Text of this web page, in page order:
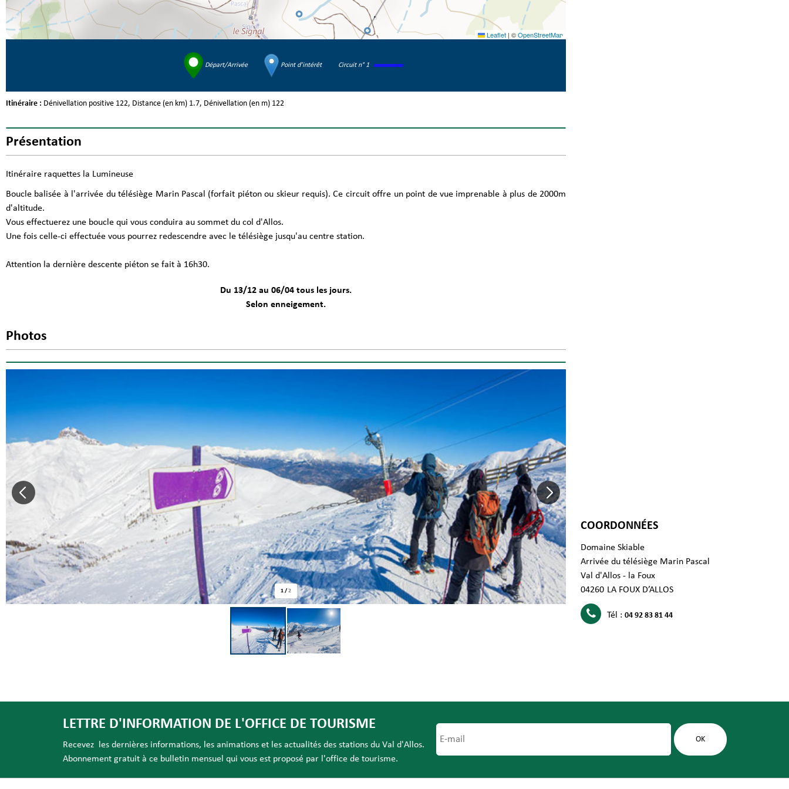
Leaflet | ©OpenStreetMap
Départ/Arrivée Point d'intérêt Circuit n° 1
Itinéraire : Dénivellation positive 122 Distance (en km) 1.7 Dénivellation (en m) 122
COORDONNÉES
Domaine Skiable
Arrivée du télésiège Marin Pascal
Val d'Allos - la Foux
04260 LA FOUX D’ALLOS
Tél : 04 92 83 81 44
Présentation
Itinéraire raquettes la Lumineuse
Boucle balisée à l'arrivée du télésiège Marin Pascal (forfait piéton ou skieur requis). Ce circuit offre un point de vue imprenable à plus de 2000m
d'altitude.
Vous effectuerez une boucle qui vous conduira au sommet du col d'Allos.
Une fois celle-ci effectuée vous pourrez redescendre avec le télésiège jusqu'au centre station.
Attention la dernière descente piéton se fait à 16h30.
Du 13/12 au 06/04 tous les jours.
Selon enneigement.
Photos
1/2
LETTRE D'INFORMATION DE L'OFFICE DE TOURISME
Recevez les dernières informations, les animations et les actualités des stations du Val d'Allos.
Abonnement gratuit à ce bulletin mensuel qui vous est proposé par l'office de tourisme.